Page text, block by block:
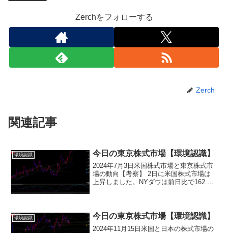
Zerchをフォローする
Zerch
関連記事
環境認識 今日の東京株式市場【環境認識】
2024年7月3日米国株式市場と東京株式市
場の動向【考察】 2日に米国株式市場は
上昇しました。NYダウは前日比で162.33
環境認識 今日の東京株式市場【環境認識】
2024年11月15日米国と日本の株式市場の